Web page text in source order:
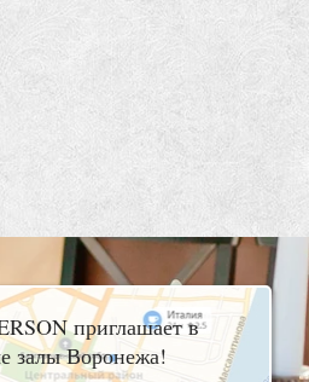
приглашает в
залы Воронежа!